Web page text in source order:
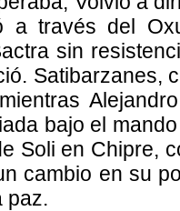
a través del
sin
Satibarzanes,
bajo el
Soli en Chipre,
cambio en su
paz.